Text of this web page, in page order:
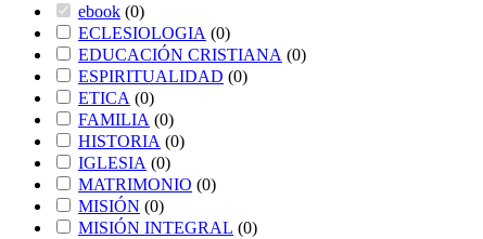
ebook (0)
ECLESIOLOGIA (0)
EDUCACIÓN CRISTIANA (0)
ESPIRITUALIDAD (0)
ETICA (0)
FAMILIA (0)
HISTORIA (0)
IGLESIA (0)
MATRIMONIO (0)
MISIÓN (0)
MISIÓN INTEGRAL (0)